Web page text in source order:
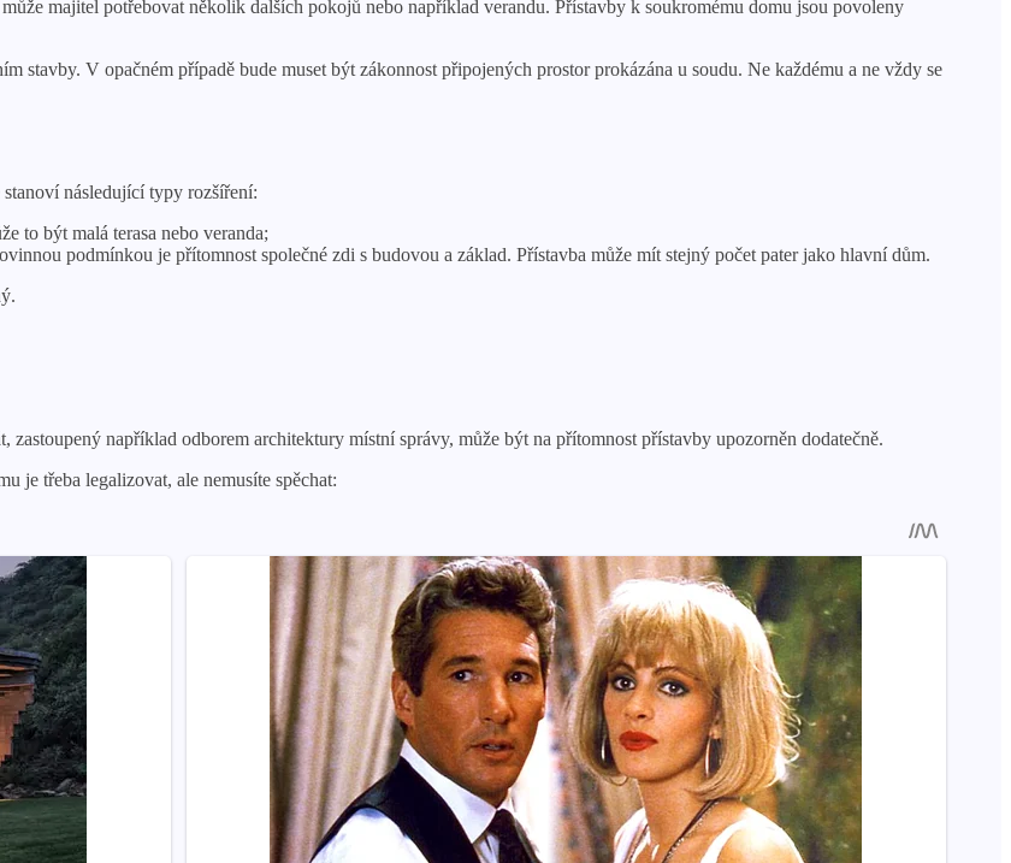
majitel potřebovat několik dalších pokojů nebo například verandu. Přístavby k soukromému domu jsou povoleny
stavby. V opačném případě bude muset být zákonnost připojených prostor prokázána u soudu. Ne každému a ne vždy se
následující typy rozšíření:
to být malá terasa nebo veranda;
podmínkou je přítomnost společné zdi s budovou a základ. Přístavba může mít stejný počet pater jako hlavní dům.
například odborem architektury místní správy, může být na přítomnost přístavby upozorněn dodatečně.
je třeba legalizovat, ale nemusíte spěchat: